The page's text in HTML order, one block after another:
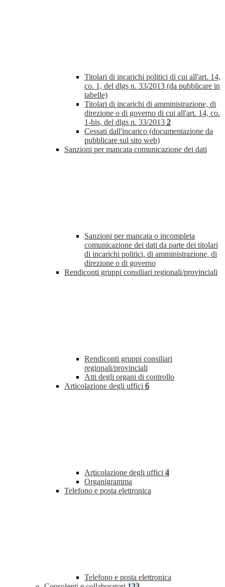
Titolari di incarichi politici di cui all'art. 14,
co. 1, del dlgs n. 33/2013 (da pubblicare in
tabelle)
Titolari di incarichi di amministrazione, di
direzione o di governo di cui all'art. 14, co.
1-bis, del dlgs n. 33/2013 2
Cessati dall'incarico (documentazione da
pubblicare sul sito web)
Sanzioni per mancata comunicazione dei dati
Sanzioni per mancata o incompleta
comunicazione dei dati da parte dei titolari
di incarichi politici, di amministrazione, di
direzione o di governo
Rendiconti gruppi consiliari regionali/provinciali
Rendiconti gruppi consiliari
regionali/provinciali
Atti degli organi di controllo
Articolazione degli uffici 6
Articolazione degli uffici 4
Organigramma
Telefono e posta elettronica
Telefono e posta elettronica